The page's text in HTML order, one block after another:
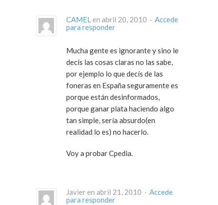
CAMEL en abril 20, 2010 · Accede
para responder
Mucha gente es ignorante y sino le
decís las cosas claras no las sabe,
por ejemplo lo que decís de las
foneras en España seguramente es
porque están desinformados,
porque ganar plata haciendo algo
tan simple, sería absurdo(en
realidad lo es) no hacerlo.
Voy a probar Cpedia.
Javier en abril 21, 2010 · Accede
para responder